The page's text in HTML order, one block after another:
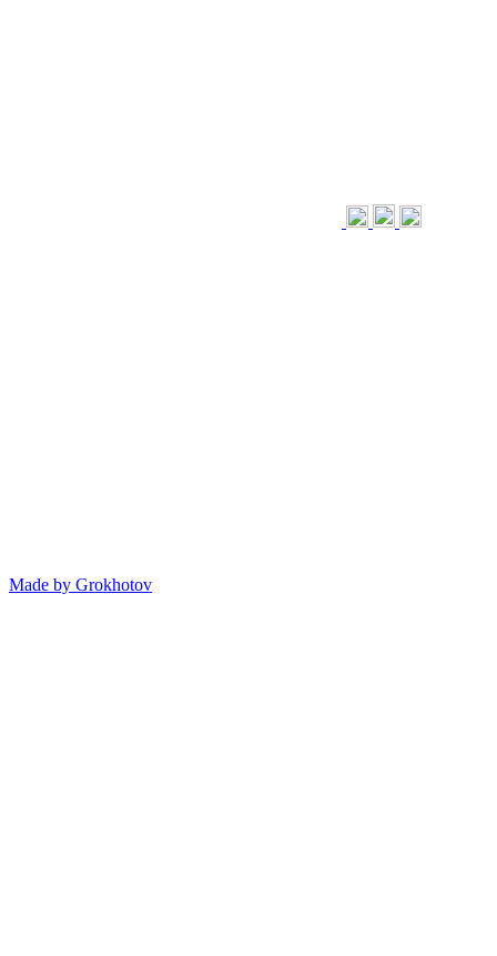
Made by Grokhotov